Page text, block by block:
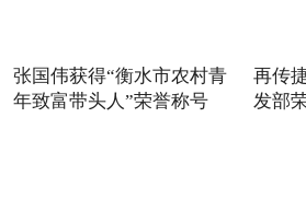
张国伟获得“衡水市农村青
年致富带头人”荣誉称号
再传
发部